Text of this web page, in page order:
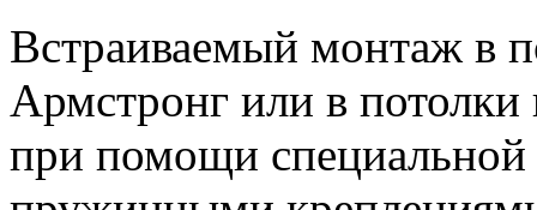
Встраиваемый монтаж в
Армстронг или в потолки
при помощи